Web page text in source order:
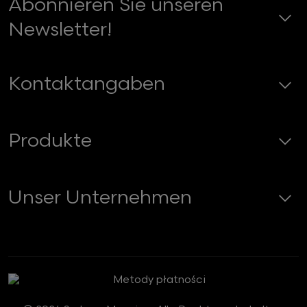
Abonnieren Sie unseren
Newsletter!
Kontaktangaben
Produkte
Unser Unternehmen